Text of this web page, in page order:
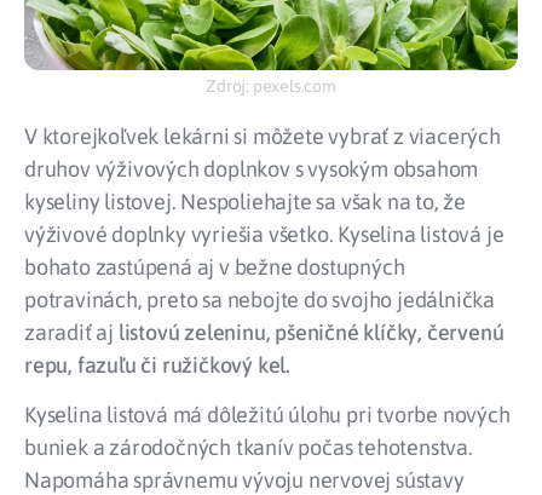
Zdroj: pexels.com
V ktorejkoľvek lekárni si môžete vybrať z viacerých
druhov výživových doplnkov s vysokým obsahom
kyseliny listovej. Nespoliehajte sa však na to, že
výživové doplnky vyriešia všetko. Kyselina listová je
bohato zastúpená aj v bežne dostupných
potravinách, preto sa nebojte do svojho jedálnička
zaradiť aj listovú zeleninu, pšeničné klíčky, červenú
repu, fazuľu či ružičkový kel.
Kyselina listová má dôležitú úlohu pri tvorbe nových
buniek a zárodočných tkanív počas tehotenstva.
Napomáha správnemu vývoju nervovej sústavy